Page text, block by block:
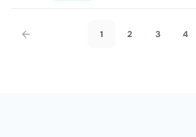
1 2 3 4